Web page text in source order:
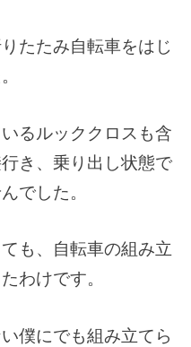
たたみ自転車をはじ
るルッククロスも含
き、乗り出し状態で
でした。
も、自転車の組み立
わけです。
僕にでも組み立てら